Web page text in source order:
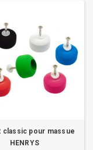
classic pour massue
HENRYS